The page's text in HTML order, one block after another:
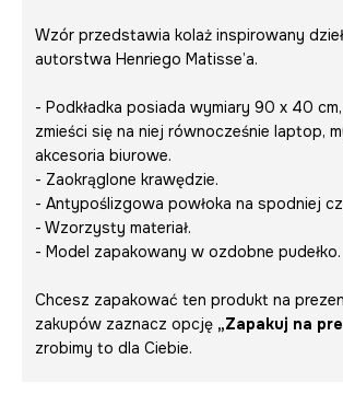
Wzór przedstawia kolaż inspirowany
autorstwa Henriego Matisse’a.
- Podkładka posiada wymiary 90 x 40
zmieści się na niej równocześnie laptop,
akcesoria biurowe.
- Zaokrąglone krawędzie.
- Antypoślizgowa powłoka na spodniej
- Wzorzysty materiał.
- Model zapakowany w ozdobne pudełko.
Chcesz zapakować ten produkt na
zakupów zaznacz opcję „Zapakuj na
zrobimy to dla Ciebie.